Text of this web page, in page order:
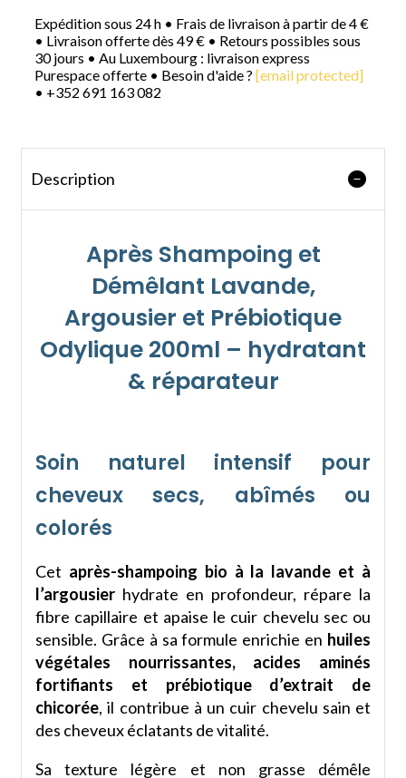
Expédition sous 24 h • Frais de livraison à partir de 4 €
• Livraison offerte dès 49 € • Retours possibles sous
30 jours • Au Luxembourg : livraison express
Purespace offerte • Besoin d'aide ? [email protected]
• +352 691 163 082
Description
Après Shampoing et
Démêlant Lavande,
Argousier et Prébiotique
Odylique 200ml – hydratant
& réparateur
Soin naturel intensif pour
cheveux secs, abîmés ou
colorés
Cet après-shampoing bio à la lavande et à
l’argousier hydrate en profondeur, répare la
fibre capillaire et apaise le cuir chevelu sec ou
sensible. Grâce à sa formule enrichie en huiles
végétales nourrissantes, acides aminés
fortifiants et prébiotique d’extrait de
chicorée, il contribue à un cuir chevelu sain et
des cheveux éclatants de vitalité.
Sa texture légère et non grasse démêle